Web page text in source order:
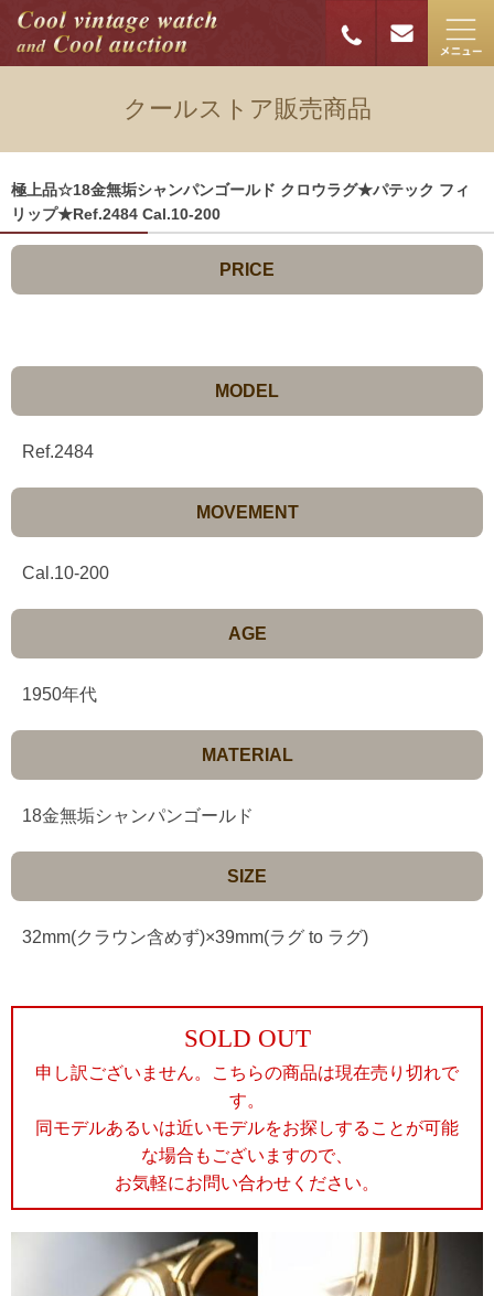
クールストア販売商品
極上品☆18金無垢シャンパンゴールド クロウラグ★パテック フィ
リップ★Ref.2484 Cal.10-200
PRICE
MODEL
Ref.2484
MOVEMENT
Cal.10-200
AGE
1950年代
MATERIAL
18金無垢シャンパンゴールド
SIZE
32mm(クラウン含めず)×39mm(ラグ to ラグ)
SOLD OUT
申し訳ございません。こちらの商品は現在売り切れで
す。
同モデルあるいは近いモデルをお探しすることが可能
な場合もございますので、
お気軽にお問い合わせください。